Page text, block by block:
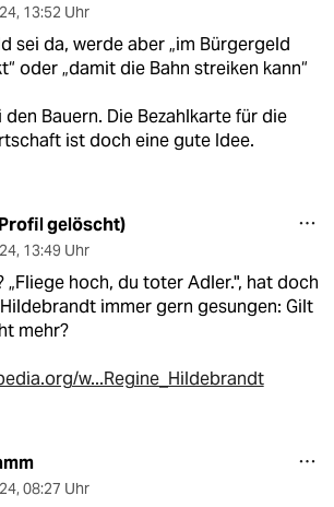
, 13:52 Uhr
sei da, werde aber „im Bürgergeld
oder „damit die Bahn streiken kann“
den Bauern. Die Bezahlkarte für die
ist doch eine gute Idee.
gelöscht)
, 13:49 Uhr
„Fliege hoch, du toter Adler.", hat doch
immer gern gesungen: Gilt
mehr?
w...Regine_Hildebrandt
, 08:27 Uhr